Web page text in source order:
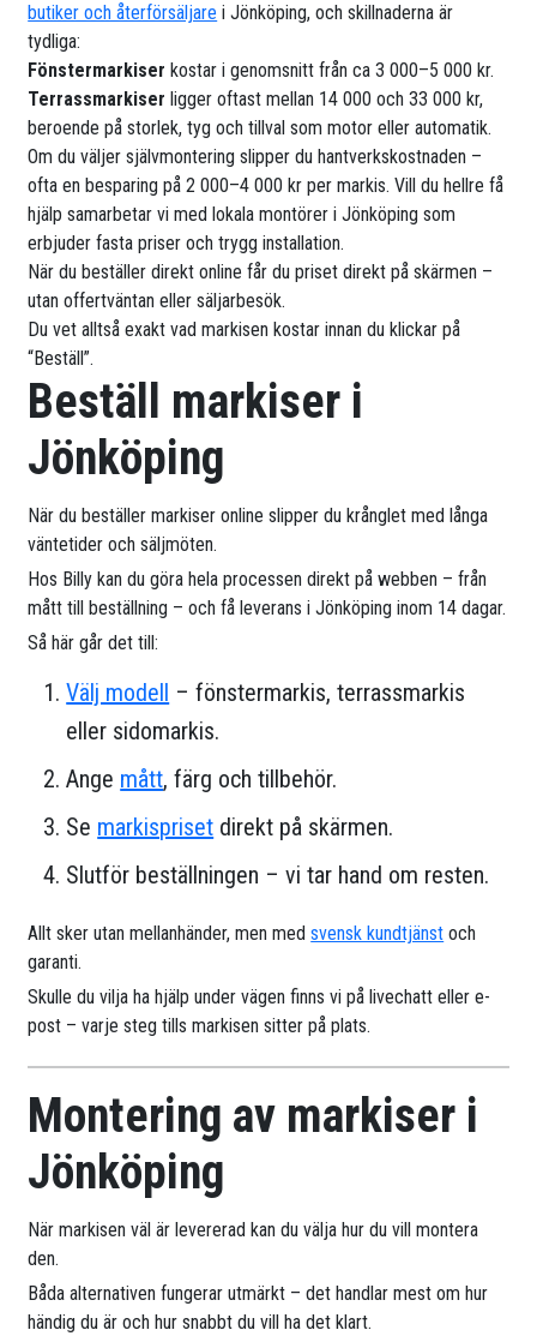
butiker och återförsäljare i Jönköping, och skillnaderna är
tydliga:
Fönstermarkiser kostar i genomsnitt från ca 3 000–5 000 kr.
Terrassmarkiser ligger oftast mellan 14 000 och 33 000 kr,
beroende på storlek, tyg och tillval som motor eller automatik.
Om du väljer självmontering slipper du hantverkskostnaden –
ofta en besparing på 2 000–4 000 kr per markis. Vill du hellre få
hjälp samarbetar vi med lokala montörer i Jönköping som
erbjuder fasta priser och trygg installation.
När du beställer direkt online får du priset direkt på skärmen –
utan offertväntan eller säljarbesök.
Du vet alltså exakt vad markisen kostar innan du klickar på
“Beställ”.
Beställ markiser i
Jönköping
När du beställer markiser online slipper du krånglet med långa
väntetider och säljmöten.
Hos Billy kan du göra hela processen direkt på webben – från
mått till beställning – och få leverans i Jönköping inom 14 dagar.
Så här går det till:
Välj modell – fönstermarkis, terrassmarkis
eller sidomarkis.
Ange mått, färg och tillbehör.
Se markispriset direkt på skärmen.
Slutför beställningen – vi tar hand om resten.
Allt sker utan mellanhänder, men medsvensk kundtjänst och
garanti.
Skulle du vilja ha hjälp under vägen finns vi på livechatt eller e-
post – varje steg tills markisen sitter på plats.
Montering av markiser i
Jönköping
När markisen väl är levererad kan du välja hur du vill montera
den.
Båda alternativen fungerar utmärkt – det handlar mest om hur
händig du är och hur snabbt du vill ha det klart.